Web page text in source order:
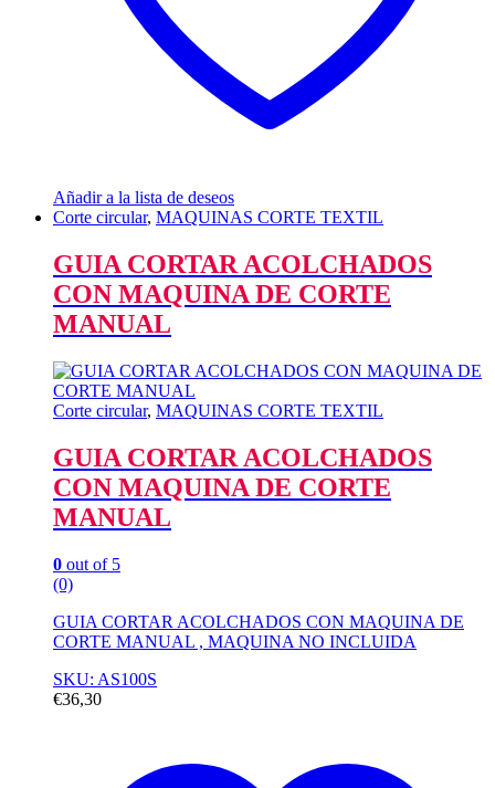
Añadir a la lista de deseos
Corte circular, MAQUINAS CORTE TEXTIL
GUIA CORTAR ACOLCHADOS
CON MAQUINA DE CORTE
MANUAL
Corte circular, MAQUINAS CORTE TEXTIL
GUIA CORTAR ACOLCHADOS
CON MAQUINA DE CORTE
MANUAL
0 out of 5
(0)
GUIA CORTAR ACOLCHADOS CON MAQUINA DE
CORTE MANUAL , MAQUINA NO INCLUIDA
SKU: AS100S
€36,30